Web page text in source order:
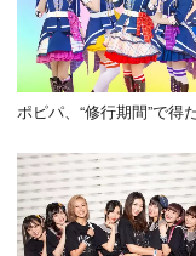
ポピパ、“修行期間”で得